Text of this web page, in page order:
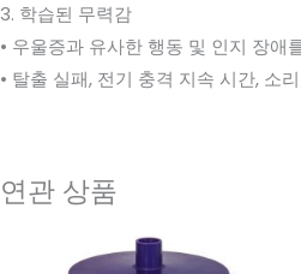
3. 학습된 무력감
• 우울증과 유사한 행동 및 인지 장애
• 탈출 실패, 전기 충격 지속 시간, 소
연관 상품